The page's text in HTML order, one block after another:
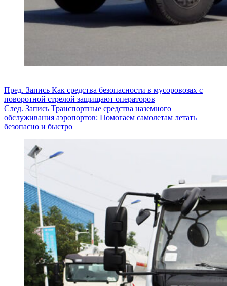
Пред. Запись Как средства безопасности в мусоровозах с
поворотной стрелой защищают операторов
След. Запись Транспортные средства наземного
обслуживания аэропортов: Помогаем самолетам летать
безопасно и быстро